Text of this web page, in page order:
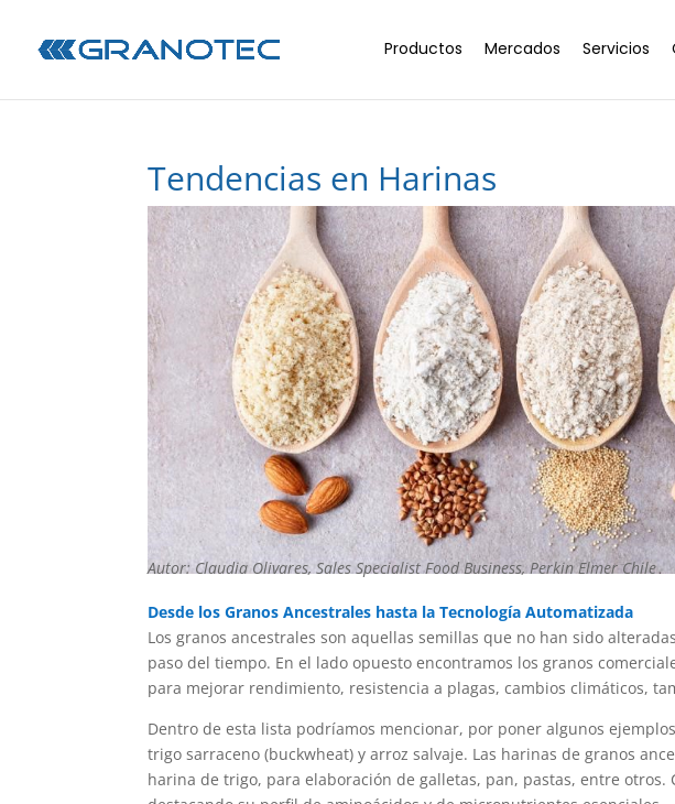
Productos Mercados Servicios
Tendencias en Harinas
Autor: Claudia Olivares, Sales Specialist Food Business, Perkin Elmer Chile
Desde los Granos Ancestrales hasta la Tecnología Automatizada
Los granos ancestrales son aquellas semillas que no han sido
paso del tiempo. En el lado opuesto encontramos los granos
para mejorar rendimiento, resistencia a plagas, cambios climáticos,
Dentro de esta lista podríamos mencionar, por poner algunos
trigo sarraceno (buckwheat) y arroz salvaje. Las harinas de granos
harina de trigo, para elaboración de galletas, pan, pastas, entre